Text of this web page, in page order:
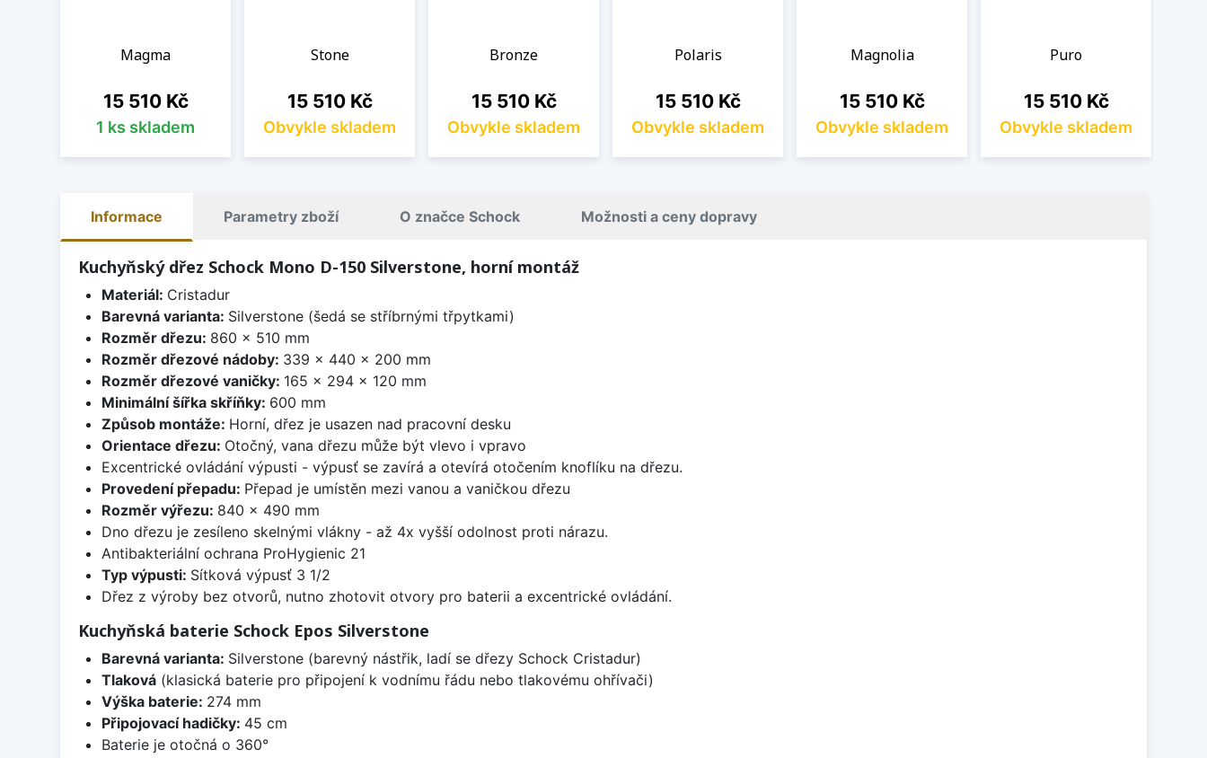
Magma
Cena
15 510 Kč
1 ks skladem
Stone
Cena
15 510 Kč
Obvykle skladem
Bronze
Cena
15 510 Kč
Obvykle skladem
Polaris
Cena
15 510 Kč
Obvykle skladem
Magnolia
Cena
15 510 Kč
Obvykle skladem
Puro
Cena
15 510 Kč
Obvykle skladem
Informace Parametry zboží O značce Schock Možnosti a ceny dopravy
Kuchyňský dřez Schock Mono D-150 Silverstone, horní montáž
Materiál: Cristadur
Barevná varianta: Silverstone (šedá se stříbrnými třpytkami)
Rozměr dřezu: 860 x 510 mm
Rozměr dřezové nádoby: 339 x 440 x 200 mm
Rozměr dřezové vaničky: 165 x 294 x 120 mm
Minimální šířka skříňky: 600 mm
Způsob montáže: Horní, dřez je usazen nad pracovní desku
Orientace dřezu: Otočný, vana dřezu může být vlevo i vpravo
Excentrické ovládání výpusti - výpusť se zavírá a otevírá otočením knoflíku na dřezu.
Provedení přepadu: Přepad je umístěn mezi vanou a vaničkou dřezu
Rozměr výřezu: 840 x 490 mm
Dno dřezu je zesíleno skelnými vlákny - až 4x vyšší odolnost proti nárazu.
Antibakteriální ochrana ProHygienic 21
Typ výpusti: Sítková výpusť 3 1/2
Dřez z výroby bez otvorů, nutno zhotovit otvory pro baterii a excentrické ovládání.
Kuchyňská baterie Schock Epos Silverstone
Barevná varianta: Silverstone (barevný nástřik, ladí se dřezy Schock Cristadur)
Tlaková(klasická baterie pro připojení k vodnímu řádu nebo tlakovému ohřívači)
Výška baterie: 274 mm
Připojovací hadičky: 45 cm
Baterie je otočná o 360°